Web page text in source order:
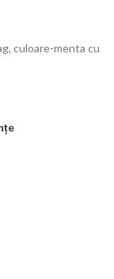
culoare-menta cu